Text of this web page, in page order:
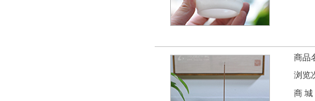
商品
浏览
商 城